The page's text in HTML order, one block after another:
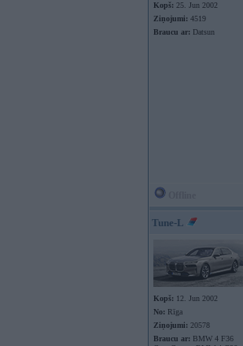
Kopš: 25. Jun 2002
Ziņojumi: 4519
Braucu ar: Datsun
Tune-L
Kopš: 12. Jun 2002
No: Rīga
Ziņojumi: 20578
Braucu ar: BMW 4 F36